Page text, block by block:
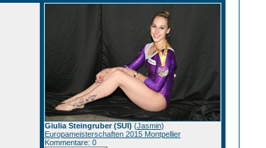
Giulia Steingruber (SUI) (Jasmin)
Europameisterschaften 2015 Montpellier
Kommentare: 0